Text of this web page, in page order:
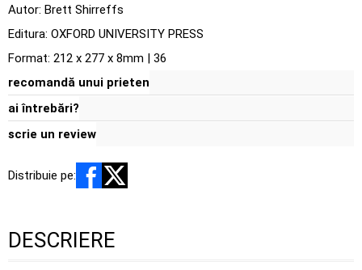
Autor: Brett Shirreffs
Editura: OXFORD UNIVERSITY PRESS
Format: 212 x 277 x 8mm | 36
recomandă unui prieten
ai întrebări?
scrie un review
Distribuie pe:
DESCRIERE